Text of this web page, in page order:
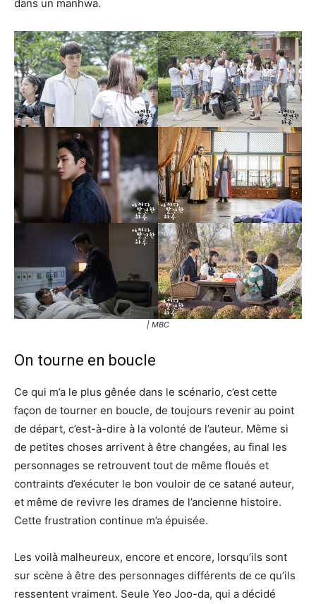
dans un manhwa.
| MBC
On tourne en boucle
Ce qui m’a le plus gênée dans le scénario, c’est cette
façon de tourner en boucle, de toujours revenir au point
de départ, c’est-à-dire à la volonté de l’auteur. Même si
de petites choses arrivent à être changées, au final les
personnages se retrouvent tout de même floués et
contraints d’exécuter le bon vouloir de ce satané auteur,
et même de revivre les drames de l’ancienne histoire.
Cette frustration continue m’a épuisée.
Les voilà malheureux, encore et encore, lorsqu’ils sont
sur scène à être des personnages différents de ce qu’ils
ressentent vraiment. Seule Yeo Joo-da, qui a décidé